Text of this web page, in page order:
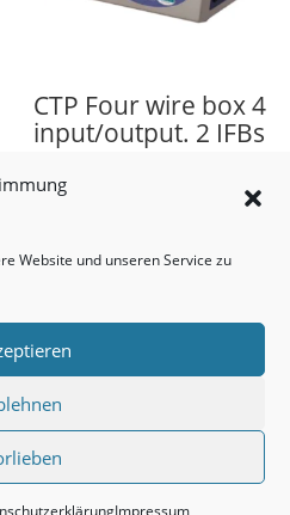
Website und unseren Service zu
Impressum
CTP Four wire box 4
input/output. 2 IFBs
(EU)